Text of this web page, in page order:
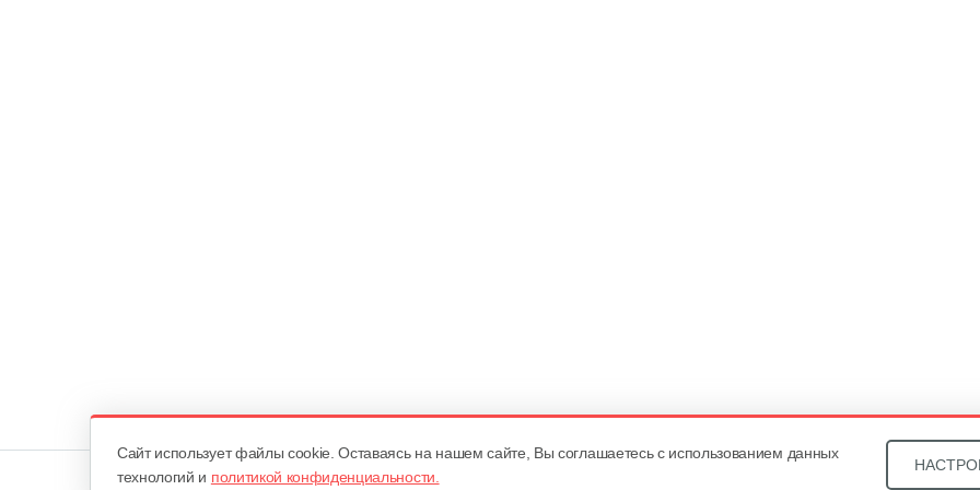
Cайт использует файлы cookie. Оставаясь на нашем сайте, Вы соглашаетесь с использованием данных
технологий и политикой конфиденциальности.